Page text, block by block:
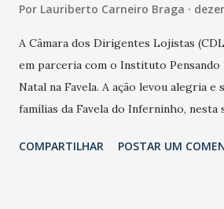
Por Lauriberto Carneiro Braga
A Câmara dos Dirigentes Lojistas
em parceria com o Instituto Pensando
Natal na Favela. A ação levou alegria e
famílias da Favela do Inferninho, nesta
Céu-Rua Pedro Sampaio, 1040-Vila
COMPARTILHAR POSTAR UM